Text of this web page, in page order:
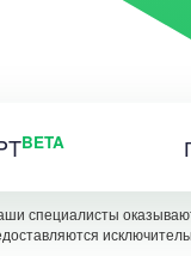
BETA